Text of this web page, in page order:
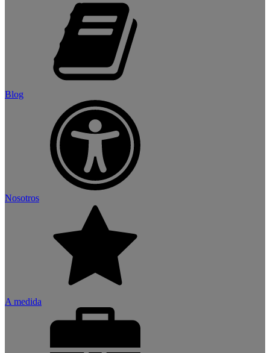
Blog
Nosotros
A medida